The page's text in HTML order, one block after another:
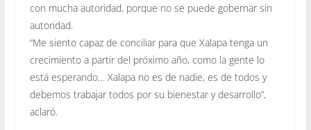
con mucha autoridad, porque no se puede gobernar sin
autoridad.
“Me siento capaz de conciliar para que Xalapa tenga un
crecimiento a partir del próximo año, como la gente lo
está esperando… Xalapa no es de nadie, es de todos y
debemos trabajar todos por su bienestar y desarrollo”,
aclaró.